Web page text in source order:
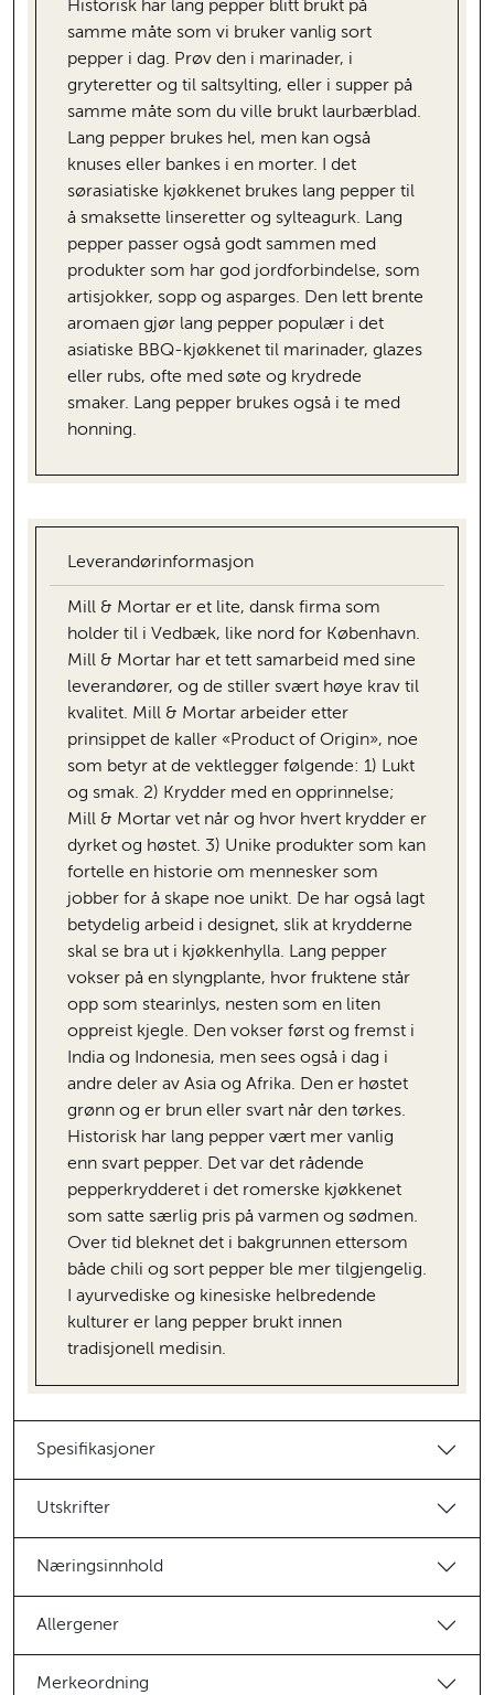
Historisk har lang pepper blitt brukt på
samme måte som vi bruker vanlig sort
pepper i dag. Prøv den i marinader, i
gryteretter og til saltsylting, eller i supper på
samme måte som du ville brukt laurbærblad.
Lang pepper brukes hel, men kan også
knuses eller bankes i en morter. I det
sørasiatiske kjøkkenet brukes lang pepper til
å smaksette linseretter og sylteagurk. Lang
pepper passer også godt sammen med
produkter som har god jordforbindelse, som
artisjokker, sopp og asparges. Den lett brente
aromaen gjør lang pepper populær i det
asiatiske BBQ-kjøkkenet til marinader, glazes
eller rubs, ofte med søte og krydrede
smaker. Lang pepper brukes også i te med
honning.
Leverandørinformasjon
Mill & Mortar er et lite, dansk firma som
holder til i Vedbæk, like nord for København.
Mill & Mortar har et tett samarbeid med sine
leverandører, og de stiller svært høye krav til
kvalitet. Mill & Mortar arbeider etter
prinsippet de kaller «Product of Origin», noe
som betyr at de vektlegger følgende: 1) Lukt
og smak. 2) Krydder med en opprinnelse;
Mill & Mortar vet når og hvor hvert krydder er
dyrket og høstet. 3) Unike produkter som kan
fortelle en historie om mennesker som
jobber for å skape noe unikt. De har også lagt
betydelig arbeid i designet, slik at krydderne
skal se bra ut i kjøkkenhylla. Lang pepper
vokser på en slyngplante, hvor fruktene står
opp som stearinlys, nesten som en liten
oppreist kjegle. Den vokser først og fremst i
India og Indonesia, men sees også i dag i
andre deler av Asia og Afrika. Den er høstet
grønn og er brun eller svart når den tørkes.
Historisk har lang pepper vært mer vanlig
enn svart pepper. Det var det rådende
pepperkrydderet i det romerske kjøkkenet
som satte særlig pris på varmen og sødmen.
Over tid bleknet det i bakgrunnen ettersom
både chili og sort pepper ble mer tilgjengelig.
I ayurvediske og kinesiske helbredende
kulturer er lang pepper brukt innen
tradisjonell medisin.
Spesifikasjoner
Utskrifter
Næringsinnhold
Allergener
Merkeordning